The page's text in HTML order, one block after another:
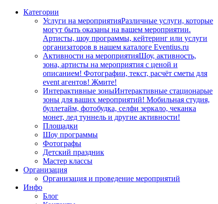
Категории
Услуги на мероприятияРазличные услуги, которые
могут быть оказаны на вашем мероприятии.
Артисты, шоу программы, кейтеринг или услуги
организаторов в нашем каталоге Eventius.ru
Активности на мероприятияШоу, активность,
зона, артисты на мероприятия с ценой и
описанием! Фотографии, текст, расчёт сметы для
event агентов! Жмите!
Интерактивные зоныИнтерактивные стационарые
зоны для ваших мероприятий! Мобильная студия,
буллетайм, фотобудка, селфи зеркало, чеканка
монет, лед туннель и другие активности!
Площадки
Шоу программы
Фотографы
Детский праздник
Мастер классы
Организация
Организация и проведение мероприятий
Инфо
Блог